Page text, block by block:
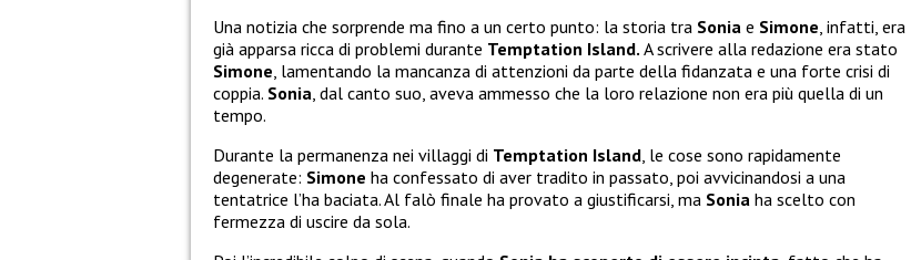
Una notizia che sorprende ma fino a un certo punto: la storia tra Sonia e Simone, infatti, era
già apparsa ricca di problemi durante Temptation Island. A scrivere alla redazione era stato
Simone, lamentando la mancanza di attenzioni da parte della fidanzata e una forte crisi di
coppia. Sonia, dal canto suo, aveva ammesso che la loro relazione non era più quella di un
tempo.
Durante la permanenza nei villaggi di Temptation Island, le cose sono rapidamente
degenerate: Simone ha confessato di aver tradito in passato, poi avvicinandosi a una
tentatrice l’ha baciata. Al falò finale ha provato a giustificarsi, ma Sonia ha scelto con
fermezza di uscire da sola.